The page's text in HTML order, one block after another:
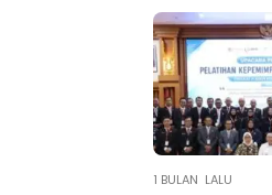
1 BULAN LALU